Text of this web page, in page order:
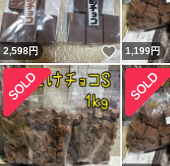
2,598円 いいね！
1,199円